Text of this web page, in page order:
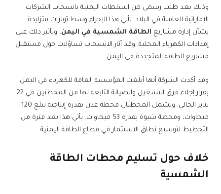
وذلك بعد طلب رسمي من السلطات اليمنية بانسحاب الشركات
الإماراتية العاملة في البلاد. يأتي هذا الإجراء وسط توترات متزايدة
بشأن إدارة مشاريع الطاقة الشمسية في اليمن، وتأثير ذلك على
إمدادات الكهرباء المحلية. وقد أثار الانسحاب تساؤلات حول مستقبل
مشاريع الطاقة المتجددة في اليمن.
وقد أكدت الشركة أنها أبلغت المؤسسة العامة للكهرباء في اليمن
بقرار إجلاء فرق التشغيل والصيانة التابعة لها من المحطتين في 22
يناير الحالي. وتشمل المحطتان محطة عدن بقدرة إنتاجية تبلغ 120
ميجاوات، ومحطة شبوة بقدرة 53 ميجاوات. يأتي هذا بعد فترة من
التخطيط لتوسيع نطاق الاستثمار في قطاع الطاقة اليمنية.
خلاف حول تسليم محطات الطاقة
الشمسية